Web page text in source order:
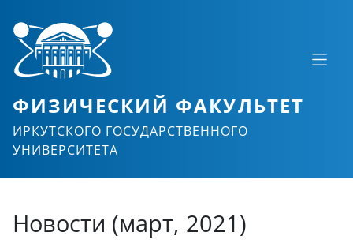
ФИЗИЧЕСКИЙ ФАКУЛЬТЕТ
ИРКУТСКОГО ГОСУДАРСТВЕННОГО
УНИВЕРСИТЕТА
Новости (март, 2021)